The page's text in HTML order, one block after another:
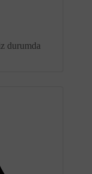
durumda